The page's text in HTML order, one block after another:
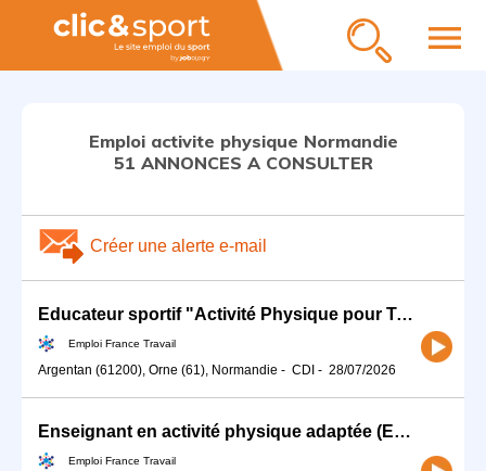
menu
Emploi activite physique Normandie
51 ANNONCES A CONSULTER
Créer une alerte e-mail
Educateur sportif "Activité Physique pour Tous" (H/F)
Emploi France Travail
Argentan (61200), Orne (61), Normandie - CDI - 28/07/2026
Enseignant en activité physique adaptée (EAPA) (F/H)
Emploi France Travail